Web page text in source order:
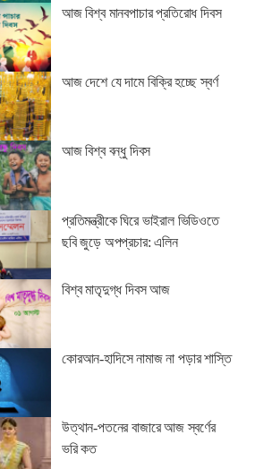
আজ বিশ্ব মানবপাচার প্রতিরোধ দিবস
আজ দেশে যে দামে বিক্রি হচ্ছে স্বর্ণ
আজ বিশ্ব বন্ধু দিবস
প্রতিমন্ত্রীকে ঘিরে ভাইরাল ভিডিওতে
ছবি জুড়ে অপপ্রচার: এলিন
বিশ্ব মাতৃদুগ্ধ দিবস আজ
কোরআন-হাদিসে নামাজ না পড়ার শাস্তি
উত্থান-পতনের বাজারে আজ স্বর্ণের
ভরি কত